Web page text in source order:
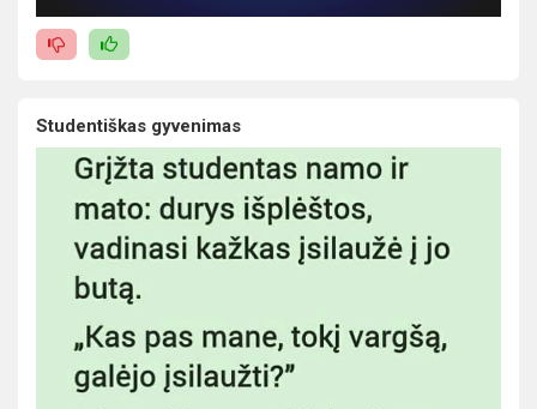
Studentiškas gyvenimas